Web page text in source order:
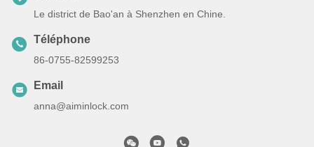
Le district de Bao'an à Shenzhen en Chine.
Téléphone
86-0755-82599253
Email
anna@aiminlock.com